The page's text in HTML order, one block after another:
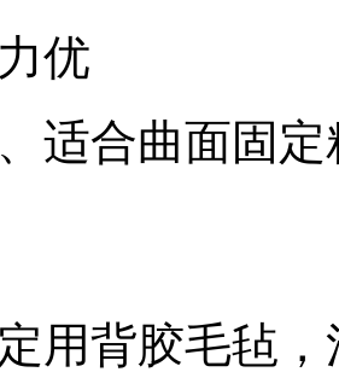
优
适合曲面固定
用背胶毛毡